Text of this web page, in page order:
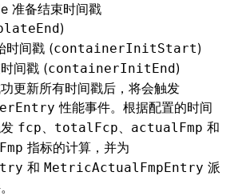
准备结束时间戳
)
时间戳 (containerInitStart)
间戳 (containerInitEnd)
更新所有时间戳后，将会触发
性能事件。根据配置的时间
fcp、 totalFcp、 actualFmp 和
指标的计算，并为
和 MetricActualFmpEntry 派